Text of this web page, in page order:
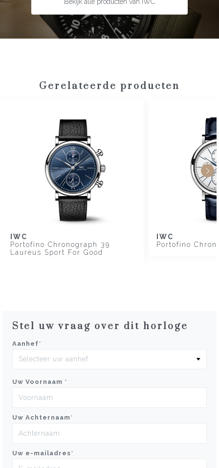
Gerelateerde producten
IWC
Portofino Chronograph 39
Laureus Sport For Good
IWC
Portofino
Stel uw vraag over dit horloge
Aanhef*
Uw Voornaam *
Uw Achternaam*
Uw e-mailadres*